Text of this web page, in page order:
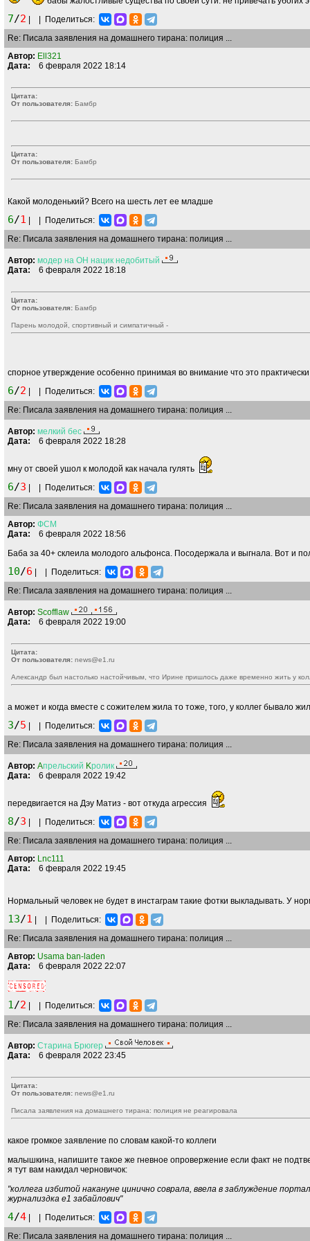
7/2
Поделиться:
Re: Писала заявления на домашнего тирана: полиция ...
Автор: Ell321
Дата: 6 февраля 2022 18:14
Цитата:
От пользователя: Бамбр
Цитата:
От пользователя: Бамбр
Какой молоденький? Всего на шесть лет ее младше
6/1
Поделиться:
Re: Писала заявления на домашнего тирана: полиция ...
Автор: модер на ОН нацик недобитый
Дата: 6 февраля 2022 18:18
Цитата:
От пользователя: Бамбр
Парень молодой, спортивный и симпатичный -
спорное утверждение особенно принимая во внимание что это
6/2
Поделиться:
Re: Писала заявления на домашнего тирана: полиция ...
Автор: мелкий бес
Дата: 6 февраля 2022 18:28
мну от своей ушол к молодой как начала гулять
6/3
Поделиться:
Re: Писала заявления на домашнего тирана: полиция ...
Автор: ФСМ
Дата: 6 февраля 2022 18:56
Баба за 40+ склеила молодого альфонса. Посодержала и выгнала. Вот и
10/6
Поделиться:
Re: Писала заявления на домашнего тирана: полиция ...
Автор: Scofflaw
Дата: 6 февраля 2022 19:00
Цитата:
От пользователя: news@e1.ru
Александр был настолько настойчивым, что Ирине пришлось даже временно жить у
а может и когда вместе с сожителем жила то тоже, того, у коллег бывало
3/5
Поделиться:
Re: Писала заявления на домашнего тирана: полиция ...
Автор: Aпрельский Kролик
Дата: 6 февраля 2022 19:42
передвигается на Дэу Матиз - вот откуда агрессия
8/3
Поделиться:
Re: Писала заявления на домашнего тирана: полиция ...
Автор: Lnc111
Дата: 6 февраля 2022 19:45
Нормальный человек не будет в инстаграм такие фотки выкладывать. У
13/1
Поделиться:
Re: Писала заявления на домашнего тирана: полиция ...
Автор: Usama ban-laden
Дата: 6 февраля 2022 22:07
1/2
Поделиться:
Re: Писала заявления на домашнего тирана: полиция ...
Автор: Старина Брюгер
Дата: 6 февраля 2022 23:45
Цитата:
От пользователя: news@e1.ru
Писала заявления на домашнего тирана: полиция не реагировала
какое громкое заявление по словам какой-то коллеги
малышкина, напишите такое же гневное опровержение если факт не
я тут вам накидал черновичок:
"коллега избитой накануне цинично соврала, ввела в заблуждение
журнализдка е1 забайлович"
4/4
Поделиться:
Re: Писала заявления на домашнего тирана: полиция ...